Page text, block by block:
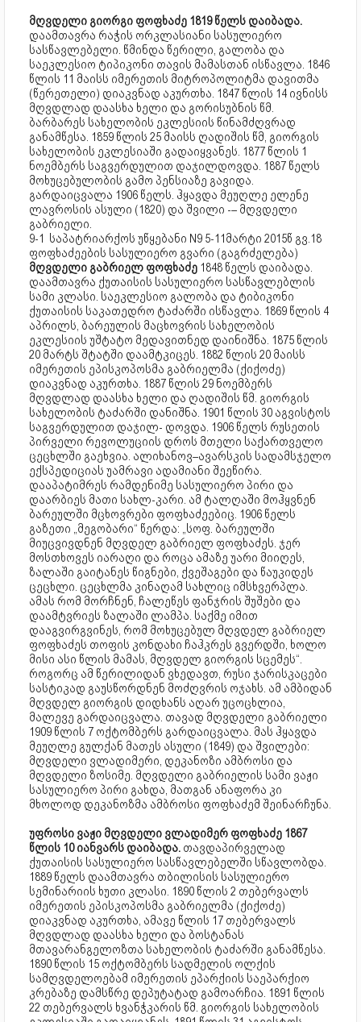
მღვდელი გიორგი ფოფხაძე 1819 წელს დაიბადა.
დაამთავრა რაჭის ორკლასიანი სასულიერო
სასწავლებელი. წმინდა წერილი, გალობა და
საეკლესიო ტიპიკონი თავის მამასთან ისწავლა. 1846
წლის 11 მაისს იმერეთის მიტროპოლიტმა დავითმა
(წერეთელი) დიაკვნად აკურთხა. 1847 წლის 14 ივნისს
მღვდლად დაასხა ხელი და გორისუბნის წმ.
ბარბარეს სახელობის ეკლესიის წინამძღვრად
განამწესა. 1859 წლის 25 მაისს ღადიშის წმ, გიორგის
სახელობის ეკლესიაში გადაიყვანეს. 1877 წლის 1
ნოემბერს საგვერდულით დაჯილდოვდა. 1887 წელს
მოხუცებულობის გამო პენსიაზე გავიდა.
გარდაიცვალა 1906 წელს. ჰყავდა მეუღლე ელენე
ლავროსის ასული (1820) და შვილი -– მღვდელი
გაბრიელი.
9-1 საპატრიარქოს უწყებანი N9 5-11მარტი 2015წ გვ.18
ფოფხაძეების სასულიერო გვარი (გაგრძელება)
მღვდელი გაბრიელ ფოფხაძე 1848 წელს დაიბადა.
დაამთავრა ქუთაისის სასულიერო სასწავლებლის
სამი კლასი. საეკლესიო გალობა და ტიბიკონი
ქუთაისის საკათედრო ტაძარში ისწავლა. 1869 წლის 4
აპრილს, ბარეულის მაცხოვრის სახელობის
ეკლესიის უშტატო მედავითნედ დაინიშნა. 1875 წლის
20 მარტს შტატში დაამტკიცეს. 1882 წლის 20 მაისს
იმერეთის ეპისკოპოსმა გაბრიელმა (ქიქოძე)
დიაკვნად აკურთხა. 1887 წლის 29 ნოემბერს
მღვდლად დაასხა ხელი და ღადიშის წმ. გიორგის
სახელობის ტაძარში დანიშნა. 1901 წლის 30 აგვისტოს
საგვერდულით დაჯილ- დოვდა. 1906 წელს რუსეთის
პირველი რევოლუციის დროს მთელი საქართველო
ცეცხლში გაეხვია. ალიხანოვ–ავარსკის სადამსჯელო
ექსპედიციას უამრავი ადამიანი შეეწირა.
დააპატიმრეს რამდენიმე სასულიერო პირი და
დაარბიეს მათი სახლ-კარი. ამ ტალღაში მოჰყვნენ
ბარეულში მცხოვრები ფოფხაძეებიც. 1906 წელს
გაზეთი „მეგობარი“ წერდა: „სოფ. ბარეულში
მიუცვივდნენ მღვდელ გაბრიელ ფოფხაძეს. ჯერ
მოსთხოვეს იარაღი და როცა ამაზე უარი მიიღეს,
ზალაში გაიტანეს წიგნები, ქვეშაგები და წაუკიდეს
ცეცხლი. ცეცხლმა კინაღამ სახლიც იმსხვერპლა.
ამას რომ მორჩნენ, ჩალეწეს ფანჯრის შუშები და
დაამტვრიეს ზალაში ლამპა. საქმე იმით
დააგვირგვინეს, რომ მოხუცებულ მღვდელ გაბრიელ
ფოფხაძეს თოფის კონდახი ჩაჰკრეს გვერდში, ხოლო
მისი ასი წლის მამას, მღვდელ გიორგის სცემეს“.
როგორც ამ წერილიდან ვხედავთ, რუსი ჯარისკაცები
სასტიკად გაუსწორდნენ მოძღვრის ოჯახს. ამ ამბიდან
მღვდელ გიორგის დიდხანს აღარ უცოცხლია,
მალევე გარდაიცვალა. თავად მღვდელი გაბრიელი
1909 წლის 7 ოქტომბერს გარდაიცვალა. მას ჰყავდა
მეუღლე გულქან მათეს ასული (1849) და შვილები:
მღვდელი ვლადიმერი, დეკანოზი ამბროსი და
მღვდელი ზოსიმე. მღვდელი გაბრიელის სამი ვაჟი
სასულიერო პირი გახდა, მათგან ანაფორა კი
მხოლოდ დეკანოზმა ამბროსი ფოფხაძემ შეინარჩუნა.
უფროსი ვაჟი მღვდელი ვლადიმერ ფოფხაძე 1867
წლის 10 იანვარს დაიბადა. თავდაპირველად
ქუთაისის სასულიერო სასწავლებელში სწავლობდა.
1889 წელს დაამთავრა თბილისის სასულიერო
სემინარიის ხუთი კლასი. 1890 წლის 2 თებერვალს
იმერეთის ეპისკოპოსმა გაბრიელმა (ქიქოძე)
დიაკვნად აკურთხა, ამავე წლის 17 თებერვალს
მღვდლად დაასხა ხელი და ბოსტანას
მთავარანგელოზთა სახელობის ტაძარში განამწესა.
1890 წლის 15 ოქტომბერს სადმელის ოლქის
სამღვდელოებამ იმერეთის ეპარქიის საეპარქიო
კრებაზე დამსწრე დეპუტატად გამოარჩია. 1891 წლის
22 თებერვალს ხვანჭკარის წმ. გიორგის სახელობის